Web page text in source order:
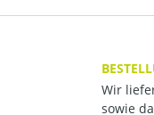
Wir
sowie